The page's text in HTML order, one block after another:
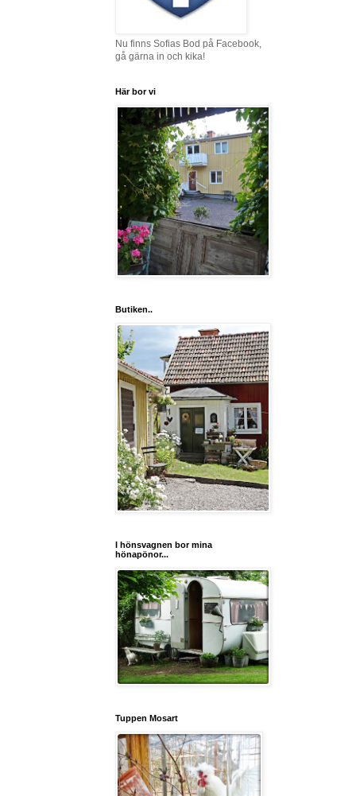
Nu finns Sofias Bod på Facebook,
gå gärna in och kika!
Här bor vi
Butiken..
I hönsvagnen bor mina
hönapönor...
Tuppen Mosart